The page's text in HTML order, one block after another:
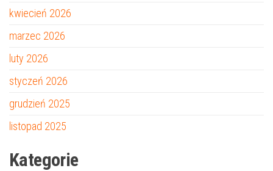
kwiecień 2026
marzec 2026
luty 2026
styczeń 2026
grudzień 2025
listopad 2025
Kategorie